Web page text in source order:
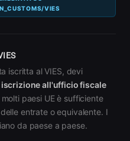
VIES
iscritta al VIES, devi
all'ufficio fiscale
paesi UE è sufficiente
entrate o equivalente. I
da paese a paese.